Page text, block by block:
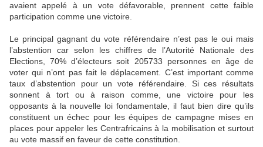
avaient appelé à un vote défavorable, prennent cette faible
participation comme une victoire.
Le principal gagnant du vote référendaire n’est pas le oui mais
l’abstention car selon les chiffres de l’Autorité Nationale des
Elections, 70% d’électeurs soit 205733 personnes en âge de
voter qui n’ont pas fait le déplacement. C’est important comme
taux d’abstention pour un vote référendaire. Si ces résultats
sonnent à tort ou à raison comme, une victoire pour les
opposants à la nouvelle loi fondamentale, il faut bien dire qu’ils
constituent un échec pour les équipes de campagne mises en
places pour appeler les Centrafricains à la mobilisation et surtout
au vote massif en faveur de cette constitution.